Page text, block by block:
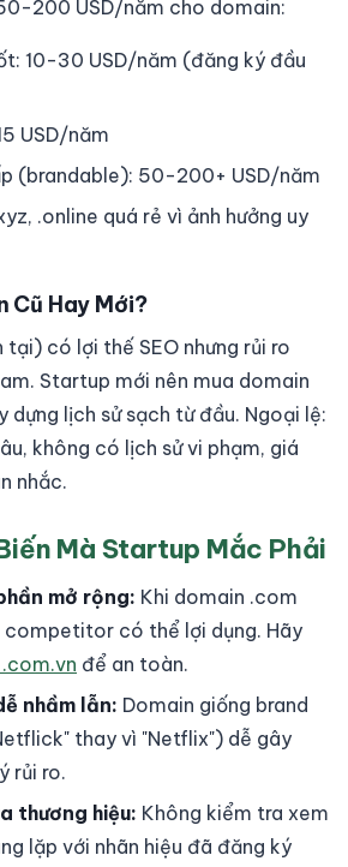
200 USD/năm cho domain:
10-30 USD/năm (đăng ký đầu
USD/năm
(brandable): 50-200+ USD/năm
.online quá rẻ vì ảnh hưởng uy
Cũ Hay Mới?
có lợi thế SEO nhưng rủi ro
Startup mới nên mua domain
dựng lịch sử sạch từ đầu. Ngoại lệ:
không có lịch sử vi phạm, giá
nhắc.
Mà Startup Mắc Phải
mở rộng: Khi domain .com
competitor có thể lợi dụng. Hãy
để an toàn.
nhầm lẫn: Domain giống brand
thay vì "Netflix") dễ gây
rủi ro.
thương hiệu: Không kiểm tra xem
lặp với nhãn hiệu đã đăng ký